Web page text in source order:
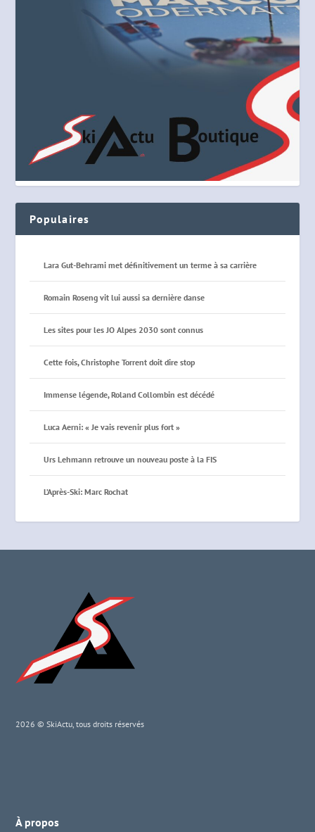
Populaires
Lara Gut-Behrami met définitivement un terme à sa carrière
Romain Roseng vit lui aussi sa dernière danse
Les sites pour les JO Alpes 2030 sont connus
Cette fois, Christophe Torrent doit dire stop
Immense légende, Roland Collombin est décédé
Luca Aerni: « Je vais revenir plus fort »
Urs Lehmann retrouve un nouveau poste à la FIS
L’Après-Ski: Marc Rochat
2026 © SkiActu, tous droits réservés
À propos